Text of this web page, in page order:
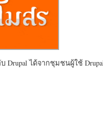
ได้จากชุมชนผู้ใช้